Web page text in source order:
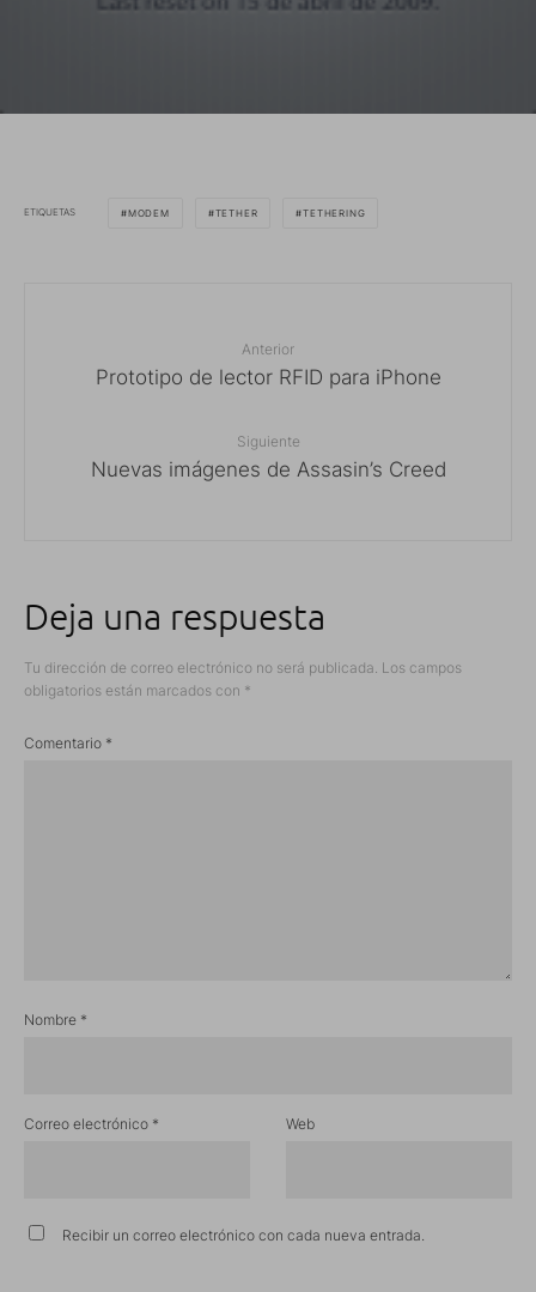
ETIQUETAS MODEM TETHER TETHERING
Anterior
Prototipo de lector RFID para iPhone
Siguiente
Nuevas imágenes de Assasin’s Creed
Deja una respuesta
Tu dirección de correo electrónico no será publicada. Los campos
obligatorios están marcados con *
Comentario *
Nombre *
Correo electrónico * Web
Recibir un correo electrónico con cada nueva entrada.